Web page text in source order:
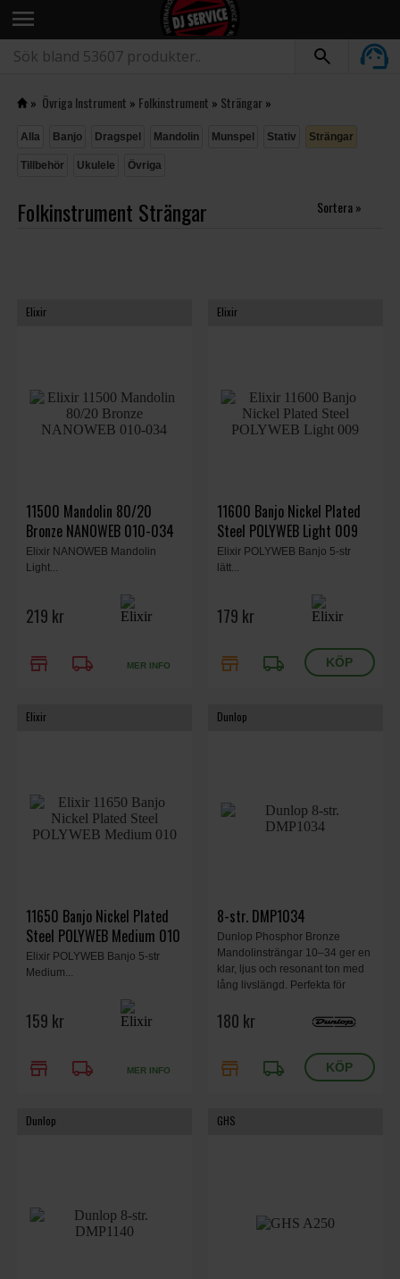
menu
» Övriga Instrument » Folkinstrument » Strängar»
Alla Banjo Dragspel Mandolin Munspel Stativ Strängar
Tillbehör Ukulele Övriga
Folkinstrument Strängar Sortera »
Elixir
11500 Mandolin 80/20
Bronze NANOWEB 010-034
Elixir NANOWEB Mandolin
Light...
219 kr
store local_shipping MER INFO
Elixir
11600 Banjo Nickel Plated
Steel POLYWEB Light 009
Elixir POLYWEB Banjo 5-str
lätt...
179 kr
store local_shipping
Elixir
11650 Banjo Nickel Plated
Steel POLYWEB Medium 010
Elixir POLYWEB Banjo 5-str
Medium...
159 kr
store local_shipping MER INFO
Dunlop
8-str. DMP1034
Dunlop Phosphor Bronze
Mandolinsträngar 10–34 ger en
klar, ljus och resonant ton med
lång livslängd. Perfekta för
spel.
180 kr
store local_shipping
Dunlop GHS